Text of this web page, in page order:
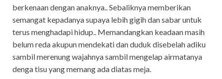
berkenaan dengan anaknya.. Sebaliknya memberikan
semangat kepadanya supaya lebih gigih dan sabar untuk
terus menghadapi hidup.. Memandangkan keadaan masih
belum reda akupun mendekati dan duduk disebelah adiku
sambil merenung wajahnya sambil mengelap airmatanya
denga tisu yang memang ada diatas meja.